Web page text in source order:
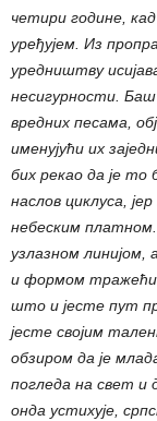
четири године, кад
уређујем. Из
уредништву
несигурности.
вредних песама,
именујући их
бих рекао да је то
наслов циклуса,
небеским
узлазном
и формом тражећи
што и јесте пут
јесте својим
обзиром да је
погледа на свет и
онда устихује,